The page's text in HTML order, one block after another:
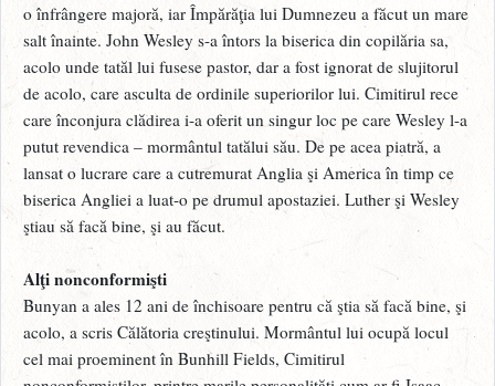
o înfrângere majoră, iar Împărăţia lui Dumnezeu a făcut un mare
salt înainte. John Wesley s-a întors la biserica din copilăria sa,
acolo unde tatăl lui fusese pastor, dar a fost ignorat de slujitorul
de acolo, care asculta de ordinile superiorilor lui. Cimitirul rece
care înconjura clădirea i-a oferit un singur loc pe care Wesley l-a
putut revendica – mormântul tatălui său. De pe acea piatră, a
lansat o lucrare care a cutremurat Anglia şi America în timp ce
biserica Angliei a luat-o pe drumul apostaziei. Luther şi Wesley
ştiau să facă bine, şi au făcut.
Alţi nonconformişti
Bunyan a ales 12 ani de închisoare pentru că ştia să facă bine, şi
acolo, a scris Călătoria creştinului. Mormântul lui ocupă locul
cel mai proeminent în Bunhill Fields, Cimitirul